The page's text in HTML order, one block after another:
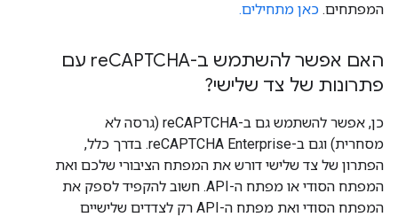
המפתחים. כאן מתחילים.
האם אפשר להשתמש ב-re
CAPTCHA עם
פתרונות של צד שלישי?
כן, אפשר להשתמש גם ב-reCAPTCHA (גרסה לא
מסחרית) וגם ב-reCAPTCHA Enterprise. בדרך כלל,
הפתרון של צד שלישי דורש את המפתח הציבורי שלכם ואת
המפתח הסודי או מפתח ה-API. חשוב להקפיד לספק את
המפתח הסודי ואת מפתח ה-API רק לצדדים שלישיים